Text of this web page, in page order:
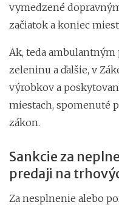
vymedzené
začiatok a koniec
Ak, teda ambulantným
zeleninu a ďalšie, v
výrobkov a
miestach, spomenuté
zákon.
Sankcie za
predaji na
Za nesplnenie alebo